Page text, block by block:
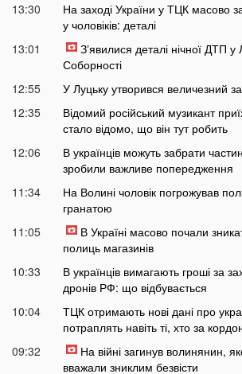
13:30
На заході України у ТЦК масово
у чоловіків: деталі
13:01
Зʼявилися деталі нічної ДТП у
Соборності
12:55
У Луцьку утворився величезний
12:35
Відомий російський музикант
стало відомо, що він тут робить
12:06
В українців можуть забрати
зробили важливе попередження
11:34
На Волині чоловік погрожував
гранатою
11:05
В Україні масово почали
полиць магазинів
10:33
В українців вимагають гроші за
дронів РФ: що відбувається
10:04
ТЦК отримають нові дані про
потраплять навіть ті, хто за
09:32
На війні загинув волинянин,
вважали зниклим безвісти